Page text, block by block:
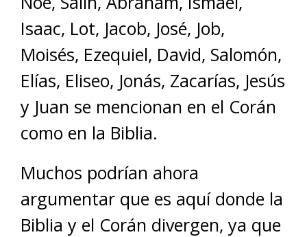
Isaac, Lot, Jacob, José, Job,
Moisés, Ezequiel, David, Salomón,
Elías, Eliseo, Jonás, Zacarías, Jesús
y Juan se mencionan en el Corán
como en la Biblia.
Muchos podrían ahora
argumentar que es aquí donde la
Biblia y el Corán divergen, ya que